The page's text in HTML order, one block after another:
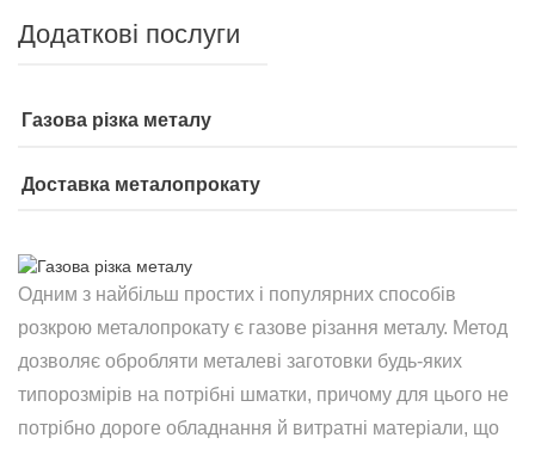
Додаткові послуги
Газова різка металу
Доставка металопрокату
Одним з найбільш простих і популярних способів
розкрою металопрокату є газове різання металу. Метод
дозволяє обробляти металеві заготовки будь-яких
типорозмірів на потрібні шматки, причому для цього не
потрібно дороге обладнання й витратні матеріали, що